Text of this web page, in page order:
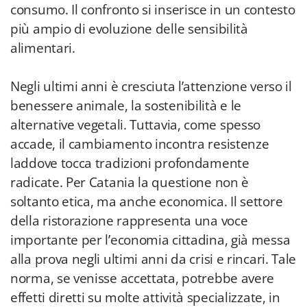
consumo. Il confronto si inserisce in un contesto
più ampio di evoluzione delle sensibilità
alimentari.
Negli ultimi anni è cresciuta l’attenzione verso il
benessere animale, la sostenibilità e le
alternative vegetali. Tuttavia, come spesso
accade, il cambiamento incontra resistenze
laddove tocca tradizioni profondamente
radicate. Per Catania la questione non è
soltanto etica, ma anche economica. Il settore
della ristorazione rappresenta una voce
importante per l’economia cittadina, già messa
alla prova negli ultimi anni da crisi e rincari. Tale
norma, se venisse accettata, potrebbe avere
effetti diretti su molte attività specializzate, in